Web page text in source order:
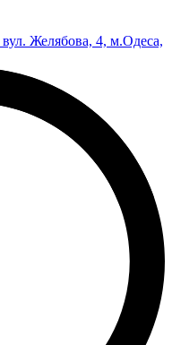
вул. Желябова, 4, м.Одеса,